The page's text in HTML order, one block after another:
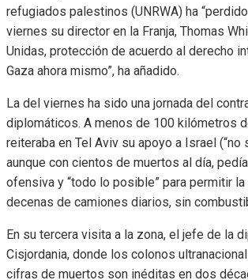
refugiados palestinos (UNRWA) ha
viernes su director en la Franja, Thomas
Unidas, protección de acuerdo al derecho
Gaza ahora mismo”, ha añadido.
La del viernes ha sido una jornada del
diplomáticos. A menos de 100 kilómetros
reiteraba en Tel Aviv su apoyo a Israel
aunque con cientos de muertos al día,
ofensiva y “todo lo posible” para permitir
decenas de camiones diarios, sin
En su tercera visita a la zona, el jefe de la
Cisjordania, donde los colonos
cifras de muertos son inéditas en dos